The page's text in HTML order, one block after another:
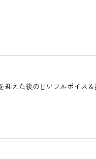
迎えた後の甘いフルボイス